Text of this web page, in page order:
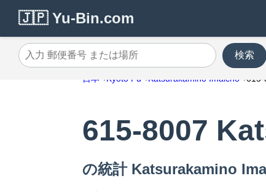
🇯🇵 Yu-Bin.com
入力 郵便番号 または場所
検索
日本 Kyoto Fu Katsurakamino Imaicho 615-
615-8007
の統計 Katsurakamino